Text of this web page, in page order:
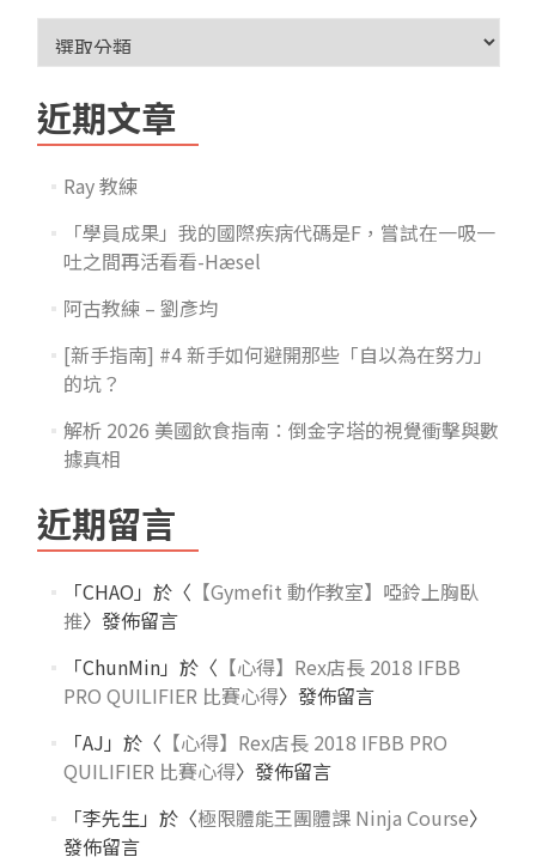
近期文章
Ray 教練
「學員成果」我的國際疾病代碼是F，嘗試在一吸一
吐之間再活看看-Hæsel
阿古教練 – 劉彥均
[新手指南] #4 新手如何避開那些「自以為在努力」
的坑？
解析 2026 美國飲食指南：倒金字塔的視覺衝擊與數
據真相
近期留言
「CHAO 」於〈 【Gymefit 動作教室】啞鈴上胸臥
推〉發佈留言
「ChunMin」於〈 【心得】Rex店長 2018 IFBB
PRO QUILIFIER 比賽心得〉發佈留言
「AJ 」於〈 【心得】Rex店長 2018 IFBB PRO
QUILIFIER 比賽心得〉發佈留言
「李先生」於〈極限體能王團體課 Ninja Course〉
發佈留言